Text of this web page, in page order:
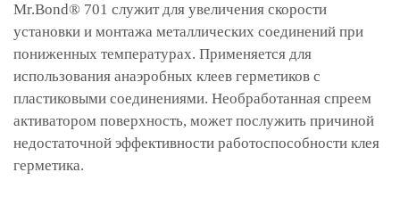
Mr.Bond® 701 служит для увеличения скорости
установки и монтажа металлических соединений при
пониженных температурах. Применяется для
использования анаэробных клеев герметиков с
пластиковыми соединениями. Необработанная спреем
активатором поверхность, может послужить причиной
недостаточной эффективности работоспособности клея
герметика.